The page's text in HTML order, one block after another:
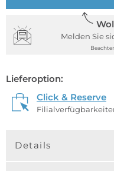
Melden Sie
Lieferoption:
Click & Reserve
Details